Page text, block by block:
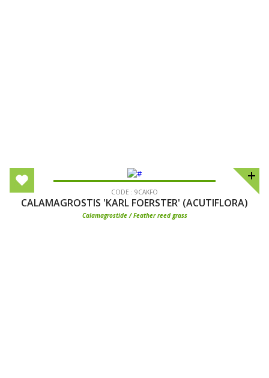
CODE : 9CAKFO
CALAMAGROSTIS 'KARL FOERSTER' (ACUTIFLORA)
Calamagrostide / Feather reed grass